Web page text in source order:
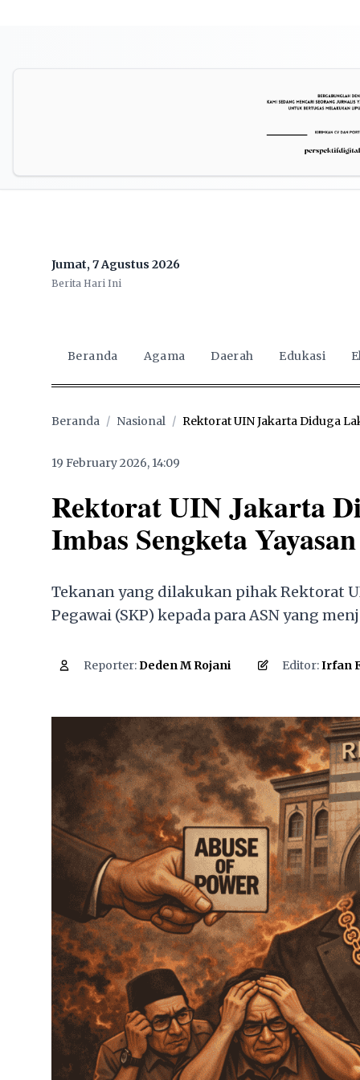
Jumat, 7 Agustus 2026
Berita Hari Ini
Beranda Agama Daerah Edukasi
Beranda / Nasional / Rektorat UIN Jakarta Diduga
19 February 2026, 14:09
Rektorat UIN Jakarta
Imbas Sengketa
Tekanan yang dilakukan pihak Rektorat
Pegawai (SKP) kepada para ASN yang
Reporter:Deden M Rojani Editor:Irfan
2,931